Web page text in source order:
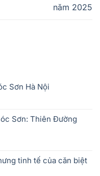
năm 2025
Sơn Hà Nội
Sơn: Thiên Đường
tinh tế của căn biệt